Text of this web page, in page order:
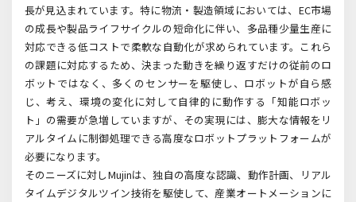
長が見込まれています。特に物流・製造領域においては、 EC市場
の成長や製品ライフサイクルの短命化に伴い、多品種少量生産に
対応できる低コストで柔軟な自動化が求められています。これら
の課題に対応するため、決まった動きを繰り返すだけの従前のロ
ボットではなく、多くのセンサーを駆使し、ロボットが自ら感
じ、考え、環境の変化に対して自律的に動作する「知能ロボッ
ト」の需要が急増していますが、その実現には、膨大な情報をリ
アルタイムに制御処理できる高度なロボットプラットフォームが
必要になります。
そのニーズに対しMujinは、独自の高度な認識、動作計画、リアル
タイムデジタルツイン技術を駆使して、産業オートメーションに